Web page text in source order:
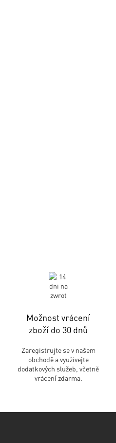
Možnost vrácení
zboží do 30 dnů
Zaregistrujte se v našem
obchodě a využívejte
dodatkových služeb, včetně
vrácení zdarma.